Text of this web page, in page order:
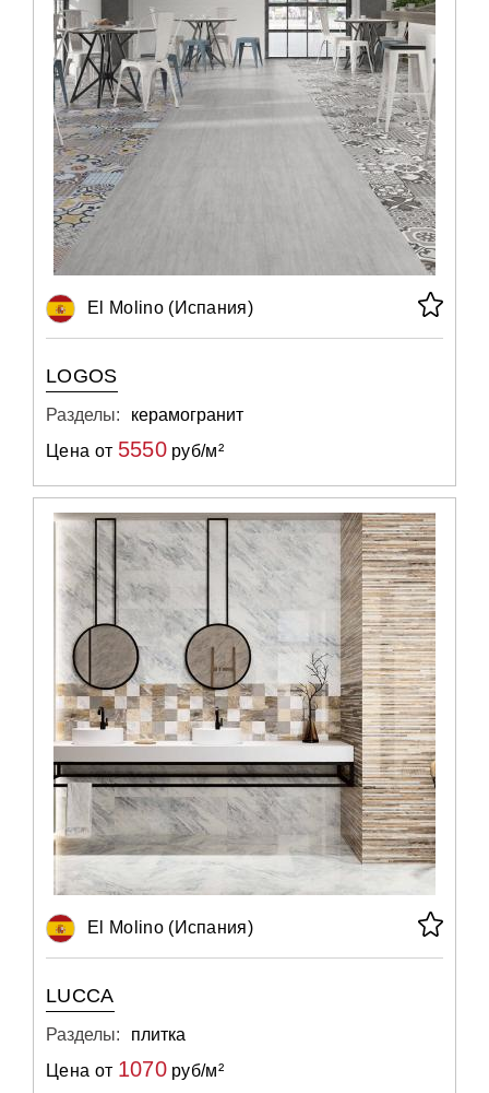
El Molino (Испания)
LOGOS
Разделы:
керамогранит
Цена от 5550руб/м²
El Molino (Испания)
LUCCA
Разделы:
плитка
Цена от 1070руб/м²